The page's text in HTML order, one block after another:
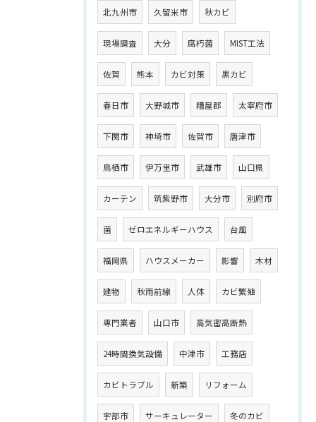
北九州市 久留米市 秋カビ
現場調査 大分 腐朽菌 MIST工法
佐賀 熊本 カビ対策 黒カビ
春日市 大野城市 糟屋郡 太宰府市
下関市 神埼市 佐賀市 唐津市
鳥栖市 伊万里市 武雄市 山口県
カーテン 筑紫野市 大分市 別府市
菌 ゼロエネルギーハウス 台風
福岡県 ハウスメーカー 影響 木材
建物 秋雨前線 人体 カビ繁殖
専門業者 山口市 高気密高断熱
24時間換気設備 中津市 工務店
カビトラブル 新築 リフォーム
宇部市 サーキュレーター 冬のカビ